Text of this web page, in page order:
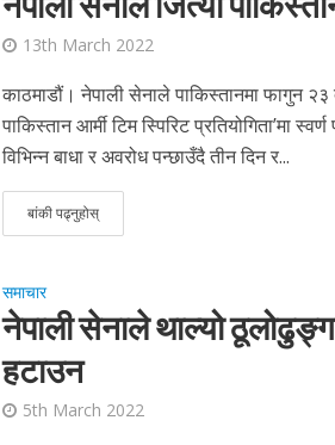
13th March 2022
काठमाडौं। नेपाली सेनाले पाकिस्तानमा फागुन २३
पाकिस्तान आर्मी टिम स्पिरिट प्रतियोगिता’मा
विभिन्न बाधा र अवरोध पन्छाउँदै तीन दिन र...
बांकी पढ्नुहोस्
समाचार
नेपाली सेनाले थाल्यो
हटाउन
5th March 2022